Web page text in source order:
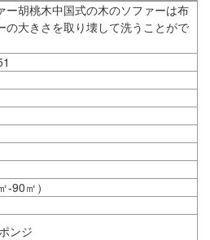
ー胡桃木中国式の木のソファーは布
の大きさを取り壊して洗うことがで
-90㎡）
ンジ